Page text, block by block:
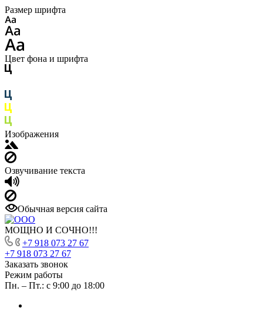
Размер шрифта
Цвет фона и шрифта
Изображения
Озвучивание текста
Обычная версия сайта
МОЩНО И СОЧНО!!!
+7 918 073 27 67
+7 918 073 27 67
Заказать звонок
Режим работы
Пн. – Пт.: с 9:00 до 18:00